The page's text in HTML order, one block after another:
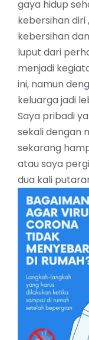
gaya hidup
kebersihan diri
kebersihan
luput dari
menjadi
ini, namun
keluarga jadi
Saya pribadi
sekali dengan
sekarang
atau saya
dua kali